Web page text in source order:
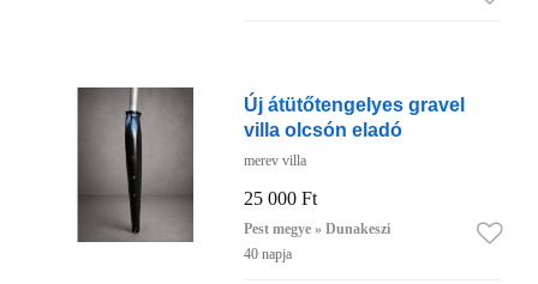
Új átütőtengelyes gravel
villa olcsón eladó
merev villa
25 000 Ft
Pest megye » Dunakeszi
40 napja